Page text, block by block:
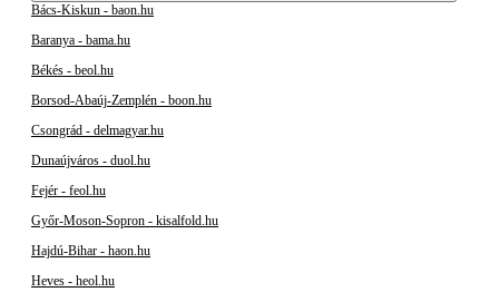
Bács-Kiskun - baon.hu
Baranya - bama.hu
Békés - beol.hu
Borsod-Abaúj-Zemplén - boon.hu
Csongrád - delmagyar.hu
Dunaújváros - duol.hu
Fejér - feol.hu
Győr-Moson-Sopron - kisalfold.hu
Hajdú-Bihar - haon.hu
Heves - heol.hu